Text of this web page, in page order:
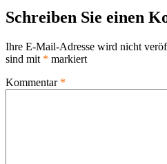
Schreiben Sie einen
Ihre E-Mail-Adresse wird nicht
sind mit * markiert
Kommentar *